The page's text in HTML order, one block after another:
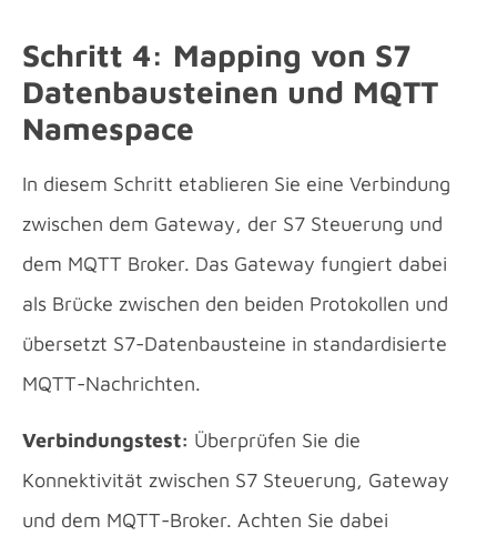
Schritt 4: Mapping von S7
Datenbausteinen und MQTT
Namespace
In diesem Schritt etablieren Sie eine Verbindung
zwischen dem Gateway, der S7 Steuerung und
dem MQTT Broker. Das Gateway fungiert dabei
als Brücke zwischen den beiden Protokollen und
übersetzt S7-Datenbausteine in standardisierte
MQTT-Nachrichten.
Verbindungstest: Überprüfen Sie die
Konnektivität zwischen S7 Steuerung, Gateway
und dem MQTT-Broker. Achten Sie dabei